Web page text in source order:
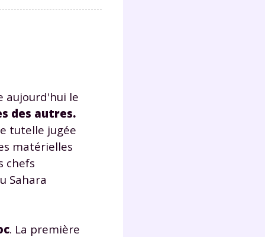
aujourd'hui le
des autres.
tutelle jugée
matérielles
chefs
Sahara
. La première